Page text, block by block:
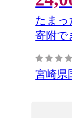
肉 晩ご飯
たまっ
寄附で
宮崎県